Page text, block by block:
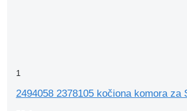
1
2494058 2378105 kočiona komora